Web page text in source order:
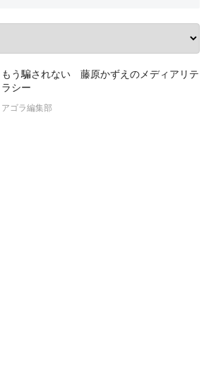
もう騙されない 藤原かずえのメディアリテ
ラシー
アゴラ編集部